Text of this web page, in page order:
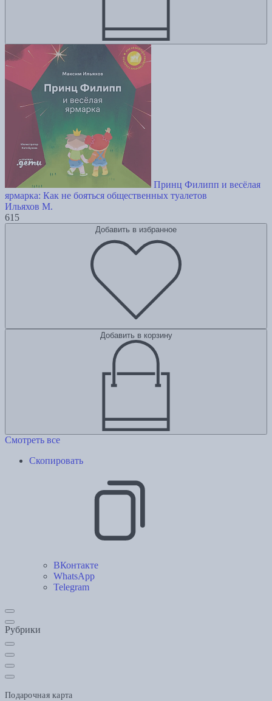
Принц Филипп и весёлая
ярмарка: Как не бояться общественных туалетов
Ильяхов М.
615
Добавить в избранное
Добавить в корзину
Смотреть все
Скопировать
ВКонтакте
WhatsApp
Telegram
Рубрики
Подарочная карта